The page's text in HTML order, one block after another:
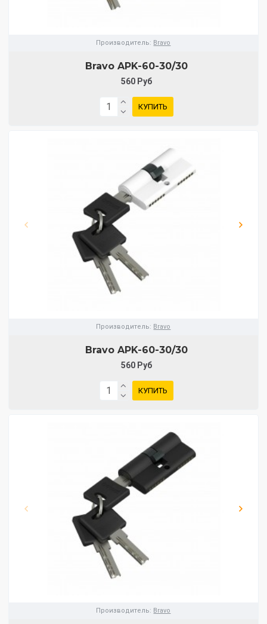
Производитель: Bravo
Bravo AРK-60-30/30
560 Руб
КУПИТЬ
Производитель: Bravo
Bravo AРK-60-30/30
560 Руб
КУПИТЬ
Производитель: Bravo